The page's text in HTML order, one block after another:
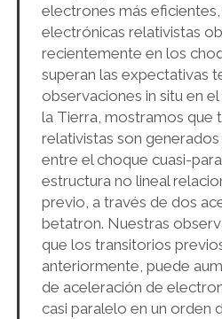
electrones más eficientes,
electrónicas relativistas
recientemente en los
superan las expectativas
observaciones in situ en
la Tierra, mostramos que
relativistas son
entre el choque cuasi-
estructura no lineal
previo, a través de dos
betatron. Nuestras
que los transitorios
anteriormente, puede
de aceleración de
casi paralelo en un orden